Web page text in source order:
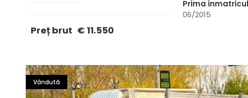
Preț brut € 11.550
Prima
06/2015
Vândută